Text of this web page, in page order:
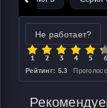
Не работает?
Рейтинг: 5.3